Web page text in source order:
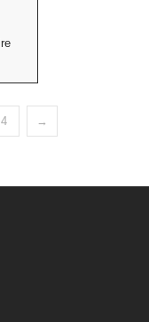
4 →